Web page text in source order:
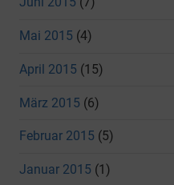
Mai 2015 (4)
April 2015 (15)
März 2015 (6)
Februar 2015 (5)
Januar 2015 (1)